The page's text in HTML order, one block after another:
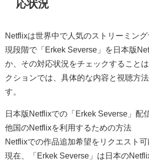
応状況
Netflixは世界中で人気のストリーミング
現段階で「Erkek Severse」を日本版
か、その対応状況をチェックすること
クションでは、具体的な内容と視聴方
す。
日本版Netflixでの「Erkek Severse」配
他国のNetflixを利用するための方法
Netflixでの作品追加希望をリクエスト可
現在、「Erkek Severse」は日本の